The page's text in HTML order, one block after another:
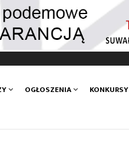
OGŁOSZENIA KONKURSY